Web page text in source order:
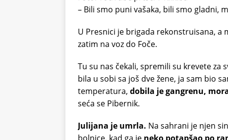
– Bili smo puni vašaka, bili smo gladni,
U Presnici je brigada rekonstruisana, a
zatim na voz do Foče.
Tu su nas čekali, spremili su krevete za
bila u sobi sa još dve žene, ja sam bio
temperatura, dobila je gangrenu,
seća se Pibernik.
Julijana je umrla. Na sahrani je njen